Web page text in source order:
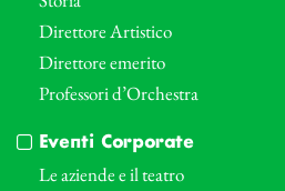
Direttore Artistico
Direttore emerito
Professori d’Orchestra
Eventi Corporate
Le aziende e il teatro